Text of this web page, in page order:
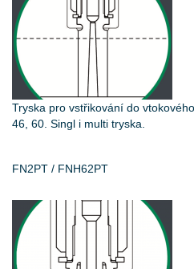
Tryska pro vstřikování do
46, 60. Singl i multi tryska.
FN2PT / FNH62PT